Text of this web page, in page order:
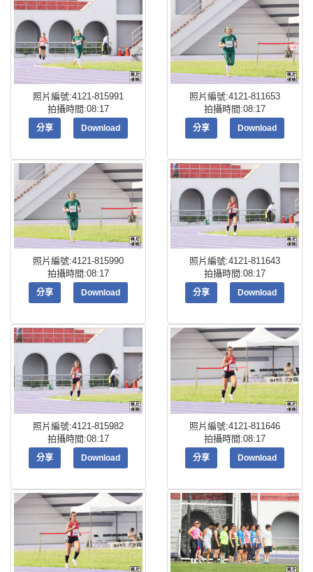
照片編號:4121-815991
拍攝時間:08:17
分享 Download
照片編號:4121-811653
拍攝時間:08:17
分享 Download
照片編號:4121-815990
拍攝時間:08:17
分享 Download
照片編號:4121-811643
拍攝時間:08:17
分享 Download
照片編號:4121-815982
拍攝時間:08:17
分享 Download
照片編號:4121-811646
拍攝時間:08:17
分享 Download